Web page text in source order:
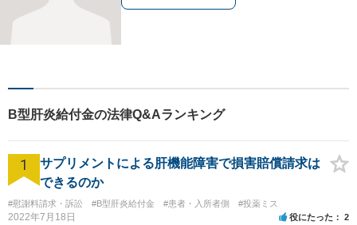
B型肝炎給付金の法律Q&Aランキング
1
サプリメントによる肝機能障害で損害賠償請求は
できるのか
#慰謝料請求・訴訟 #B型肝炎給付金 #患者・入所者側 #投薬ミス
2022年7月18日 役にたった 2